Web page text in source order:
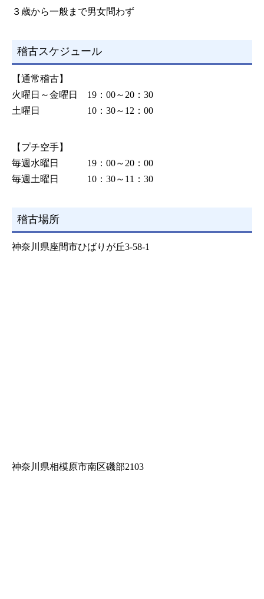
３歳から一般まで男女問わず
稽古スケジュール
【通常稽古】
火曜日～金曜日 19：00～20：30
土曜日 10：30～12：00
【プチ空手】
毎週水曜日 19：00～20：00
毎週土曜日 10：30～11：30
稽古場所
神奈川県座間市ひばりが丘3-58-1
神奈川県相模原市南区磯部2103